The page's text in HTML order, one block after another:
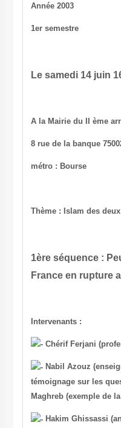
Année 2003
1er semestre
Le samedi 14 juin
A la Mairie du II ème
8 rue de la banque
métro : Bourse
Thème : Islam des
1ère séquence :
France en rupture
Intervenants :
Chérif Ferjani
Nabil Azouz
témoignage sur les
Maghreb (exemple de
Hakim Ghissassi